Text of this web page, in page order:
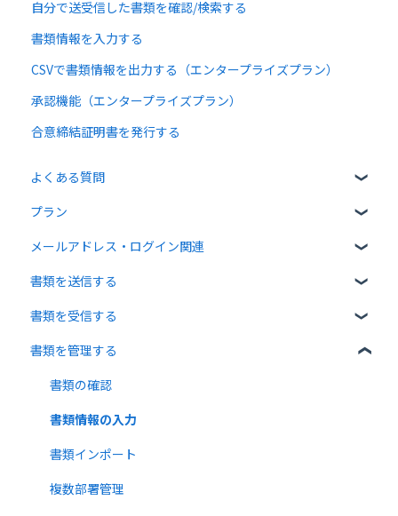
自分で送受信した書類を確認/検索する
書類情報を入力する
CSVで書類情報を出力する（エンタープライズプラン）
承認機能（エンタープライズプラン）
合意締結証明書を発行する
よくある質問
クラウドサインについて
書類について
操作方法について
通知メールについて
プラン
無料プラン
有料プラン
無料オプション
有料オプション
連携プラン
メールアドレス・ログイン関連
ログイン関連
書類を送信する
書類のアップロード・編集
宛先設定
一括送信
送信時の設定
送信後の操作
テンプレート
書類を受信する
受信者ガイド
書類の受信
書類を管理する
書類の確認
書類情報の入力
書類インポート
複数部署管理